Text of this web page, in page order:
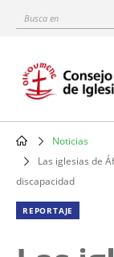
content
Busca
Main
Noticias
Las iglesias de
discapacidad
REPORTAJE